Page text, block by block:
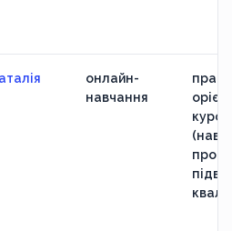
онлайн-
навчання
курс